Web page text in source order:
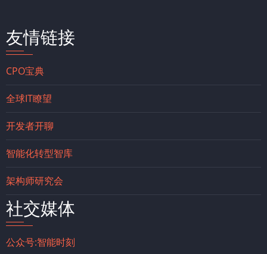
友情链接
CPO宝典
全球IT瞭望
开发者开聊
智能化转型智库
架构师研究会
社交媒体
公众号:智能时刻